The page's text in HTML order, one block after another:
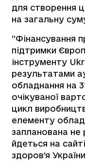
для створення
на загальну
“Фінансування
підтримки
інструменту
результатами
обладнання на
очікуваної
цикл
елементу
запланована не
йдеться на
здоров’я